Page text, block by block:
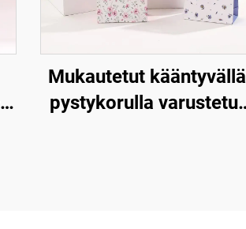
Mukautetut kääntyvällä
pystykorulla varustetut